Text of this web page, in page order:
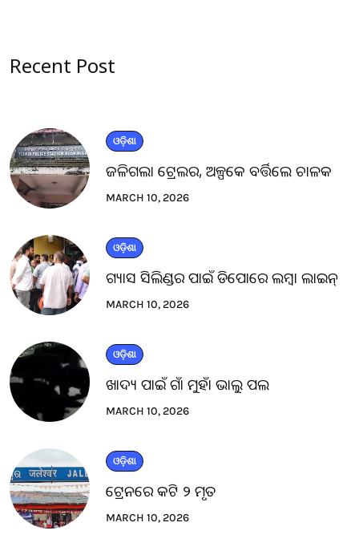
Recent Post
ଓଡ଼ିଶା
ଜଳିଗଲା ଟ୍ରେଲର, ଅଳ୍ପକେ ବର୍ତ୍ତିଲେ ଚାଳକ
MARCH 10, 2026
ଓଡ଼ିଶା
ଗ୍ୟାସ ସିଲିଣ୍ଡର ପାଇଁ ଡିପୋରେ ଲମ୍ବା ଲାଇନ୍
MARCH 10, 2026
ଓଡ଼ିଶା
ଖାଦ୍ୟ ପାଇଁ ଗାଁ ମୁହାଁ ଭାଲୁ ପଲ
MARCH 10, 2026
ଓଡ଼ିଶା
ଟ୍ରେନରେ କଟି ୨ ମୃତ
MARCH 10, 2026